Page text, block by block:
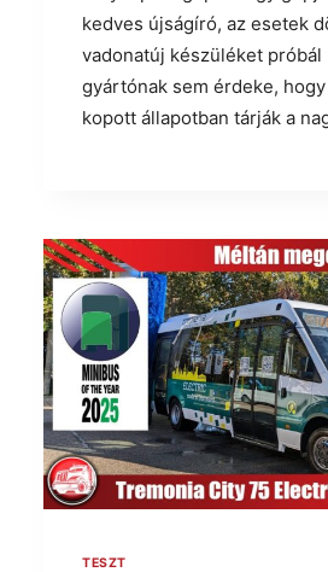
kedves újságíró, az esetek
vadonatúj készüléket próbál
gyártónak sem érdeke,
kopott állapotban tárják a
TESZT